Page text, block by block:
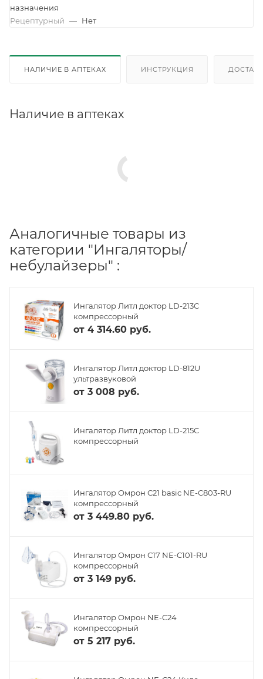
назначения
Рецептурный — Нет
НАЛИЧИЕ В АПТЕКАХ ИНСТРУКЦИЯ
Наличие в аптеках
Аналогичные товары из
категории "Ингаляторы/
небулайзеры" :
Ингалятор Литл доктор LD-213C
компрессорный
от 4 314.60 руб.
Ингалятор Литл доктор LD-812U
ультразвуковой
от 3 008 руб.
Ингалятор Литл доктор LD-215C
компрессорный
Ингалятор Омрон С21 basic NE-C803-RU
компрессорный
от 3 449.80 руб.
Ингалятор Омрон С17 NE-C101-RU
компрессорный
от 3 149 руб.
Ингалятор Омрон NE-C24
компрессорный
от 5 217 руб.